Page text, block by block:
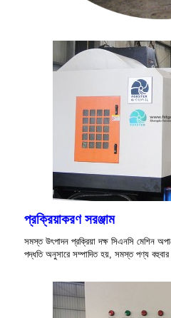
প্রক্রিয়াকরণ সরঞ্জাম
সমস্ত উৎপাদন প্রক্রিয়া দক্ষ সিএনসি মেশিন
পদ্ধতি অনুসারে সম্পাদিত হয়, সমস্ত পণ্য বহুবার